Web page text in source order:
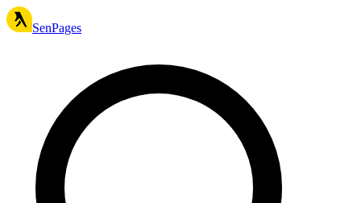
SenPages